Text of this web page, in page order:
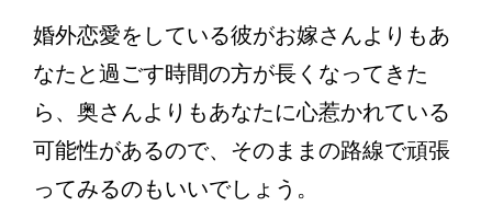
婚外恋愛をしている彼がお嫁さんよりもあ
なたと過ごす時間の方が長くなってきた
ら、奥さんよりもあなたに心惹かれている
可能性があるので、そのままの路線で頑張
ってみるのもいいでしょう。